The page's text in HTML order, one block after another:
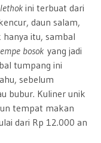
lethokini terbuat dari
daun salam,
hanya itu, sambal
bosokyang jadi
tumpang ini
sebelum
bubur. Kuliner unik
tempat makan
dari Rp 12.000 an